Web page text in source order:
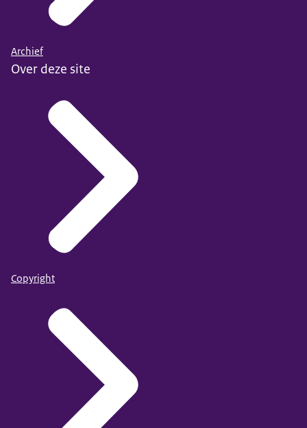
Archief
Over deze site
Copyright